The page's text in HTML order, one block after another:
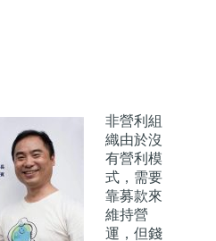
非營利組
織由於沒
有營利模
式，需要
靠募款來
維持營
運，但錢